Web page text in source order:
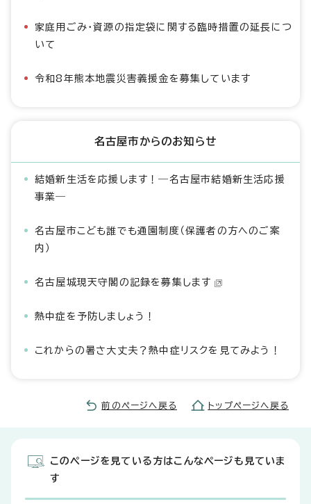
家庭用ごみ・資源の指定袋に関する臨時措置の延長につ
いて
令和8年熊本地震災害義援金を募集しています
名古屋市からのお知らせ
結婚新生活を応援します！―名古屋市結婚新生活応援
事業―
名古屋市こども誰でも通園制度（保護者の方へのご案
内）
名古屋城現天守閣の記録を募集します
熱中症を予防しましょう！
これからの暑さ大丈夫？熱中症リスクを見てみよう！
前のページへ戻る トップページへ戻る
このページを見ている方はこんなページも見ていま
す